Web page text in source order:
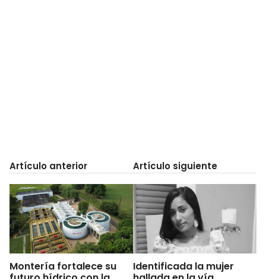
Artículo anterior
Montería fortalece su
Artículo siguiente
Identificada la mujer